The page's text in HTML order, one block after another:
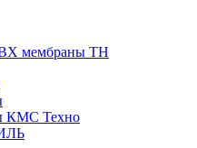
мембраны ТН
КМС Техно